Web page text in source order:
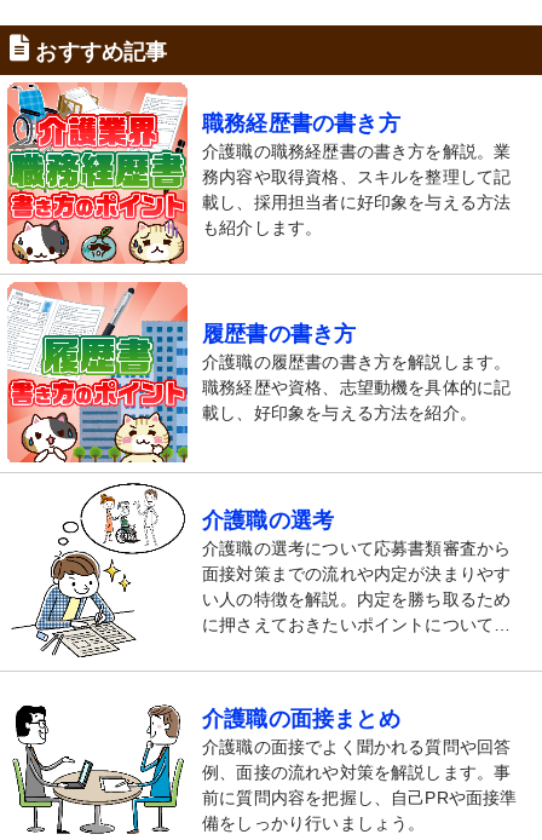
おすすめ記事
職務経歴書の書き方
介護職の職務経歴書の書き方を解説。業
務内容や取得資格、スキルを整理して記
載し、採用担当者に好印象を与える方法
も紹介します。
履歴書の書き方
介護職の履歴書の書き方を解説します。
職務経歴や資格、志望動機を具体的に記
載し、好印象を与える方法を紹介。
介護職の選考
介護職の選考について応募書類審査から
面接対策までの流れや内定が決まりやす
い人の特徴を解説。内定を勝ち取るため
に押さえておきたいポイントについても
介護職の面接まとめ
介護職の面接でよく聞かれる質問や回答
例、面接の流れや対策を解説します。事
前に質問内容を把握し、自己PRや面接準
備をしっかり行いましょう。